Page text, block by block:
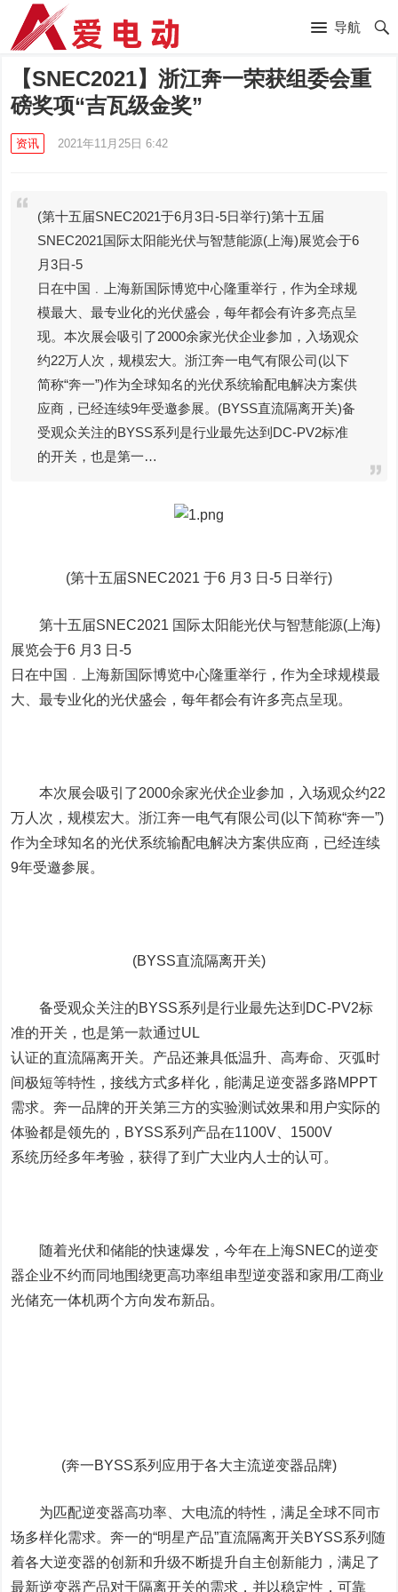
导航
【SNEC2021】浙江奔一荣获组委会重
磅奖项“吉瓦级金奖”
资讯 2021年11月25日 6:42
(第十五届SNEC2021于6月3日-5日举行)第十五届
SNEC2021国际太阳能光伏与智慧能源(上海)展览会于6
月3日-5
日在中国﹒上海新国际博览中心隆重举行，作为全球规
模最大、最专业化的光伏盛会，每年都会有许多亮点呈
现。本次展会吸引了2000余家光伏企业参加，入场观众
约22万人次，规模宏大。浙江奔一电气有限公司(以下
简称“奔一”)作为全球知名的光伏系统输配电解决方案供
应商，已经连续9年受邀参展。(BYSS直流隔离开关)备
受观众关注的BYSS系列是行业最先达到DC-PV2标准
的开关，也是第一…
(第十五届SNEC2021 于6 月3 日-5 日举行)
第十五届SNEC2021 国际太阳能光伏与智慧能源(上海)
展览会于6 月3 日-5
日在中国﹒上海新国际博览中心隆重举行，作为全球规模最
大、最专业化的光伏盛会，每年都会有许多亮点呈现。
本次展会吸引了2000余家光伏企业参加，入场观众约22
万人次，规模宏大。浙江奔一电气有限公司(以下简称“奔一”)
作为全球知名的光伏系统输配电解决方案供应商，已经连续
9年受邀参展。
(BYSS直流隔离开关)
备受观众关注的BYSS系列是行业最先达到DC-PV2标
准的开关，也是第一款通过UL
认证的直流隔离开关。产品还兼具低温升、高寿命、灭弧时
间极短等特性，接线方式多样化，能满足逆变器多路MPPT
需求。奔一品牌的开关第三方的实验测试效果和用户实际的
体验都是领先的，BYSS系列产品在1100V、1500V
系统历经多年考验，获得了到广大业内人士的认可。
随着光伏和储能的快速爆发，今年在上海SNEC的逆变
器企业不约而同地围绕更高功率组串型逆变器和家用/工商业
光储充一体机两个方向发布新品。
(奔一BYSS系列应用于各大主流逆变器品牌)
为匹配逆变器高功率、大电流的特性，满足全球不同市
场多样化需求。奔一的“明星产品”直流隔离开关BYSS系列随
着各大逆变器的创新和升级不断提升自主创新能力，满足了
最新逆变器产品对于隔离开关的需求，并以稳定性，可靠